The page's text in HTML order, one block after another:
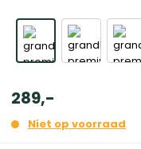
289,-
Niet op voorraad